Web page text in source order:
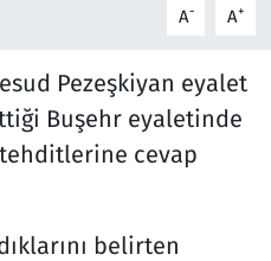
A- A+
Pezeşkiyan eyalet
Buşehr eyaletinde
tehditlerine cevap
belirten